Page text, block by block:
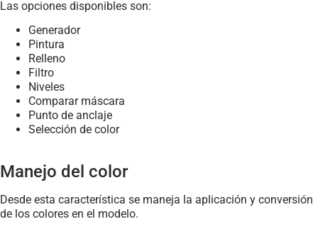
Las opciones disponibles son:
Generador
Pintura
Relleno
Filtro
Niveles
Comparar máscara
Punto de anclaje
Selección de color
Manejo del color
Desde esta característica se maneja la aplicación y conversión
de los colores en el modelo.